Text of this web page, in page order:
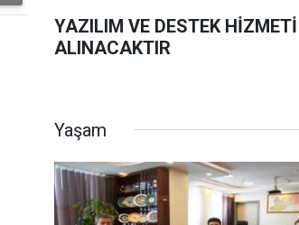
YAZILIM VE DESTEK HİZMETİ
ALINACAKTIR
Yaşam